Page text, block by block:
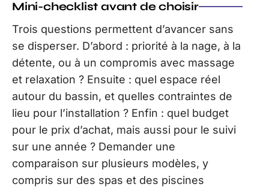
Mini-checklist avant de choisir
Trois questions permettent d’avancer sans
se disperser. D’abord : priorité à la nage, à la
détente, ou à un compromis avec massage
et relaxation ? Ensuite : quel espace réel
autour du bassin, et quelles contraintes de
lieu pour l’installation ? Enfin : quel budget
pour le prix d’achat, mais aussi pour le suivi
sur une année ? Demander une
comparaison sur plusieurs modèles, y
compris sur des spas et des piscines